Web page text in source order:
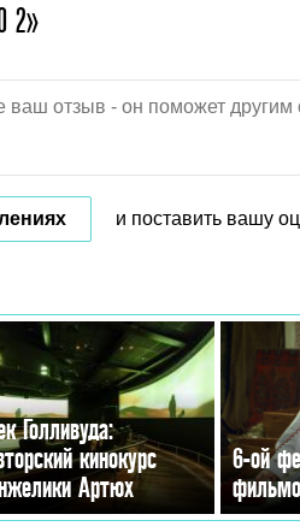
2»
и поставить вашу
Голливуда:
кинокурс
Артюх
6-ой